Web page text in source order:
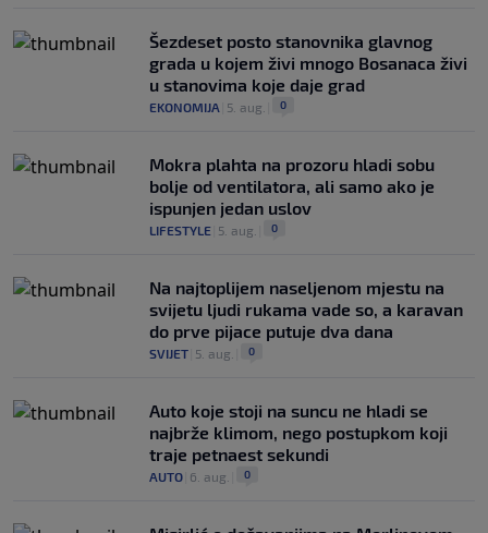
Šezdeset posto stanovnika glavnog
grada u kojem živi mnogo Bosanaca živi
u stanovima koje daje grad
EKONOMIJA 5. aug. 0
Mokra plahta na prozoru hladi sobu
bolje od ventilatora, ali samo ako je
ispunjen jedan uslov
LIFESTYLE 5. aug. 0
Na najtoplijem naseljenom mjestu na
svijetu ljudi rukama vade so, a karavan
do prve pijace putuje dva dana
SVIJET 5. aug. 0
Auto koje stoji na suncu ne hladi se
najbrže klimom, nego postupkom koji
traje petnaest sekundi
AUTO 6. aug. 0